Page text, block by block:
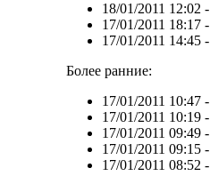
18/01/2011 12:02 -
17/01/2011 18:17-
17/01/2011 14:45-
Более ранние:
17/01/2011 10:47-
17/01/2011 10:19-
17/01/2011 09:49-
17/01/2011 09:15-
17/01/2011 08:52 -